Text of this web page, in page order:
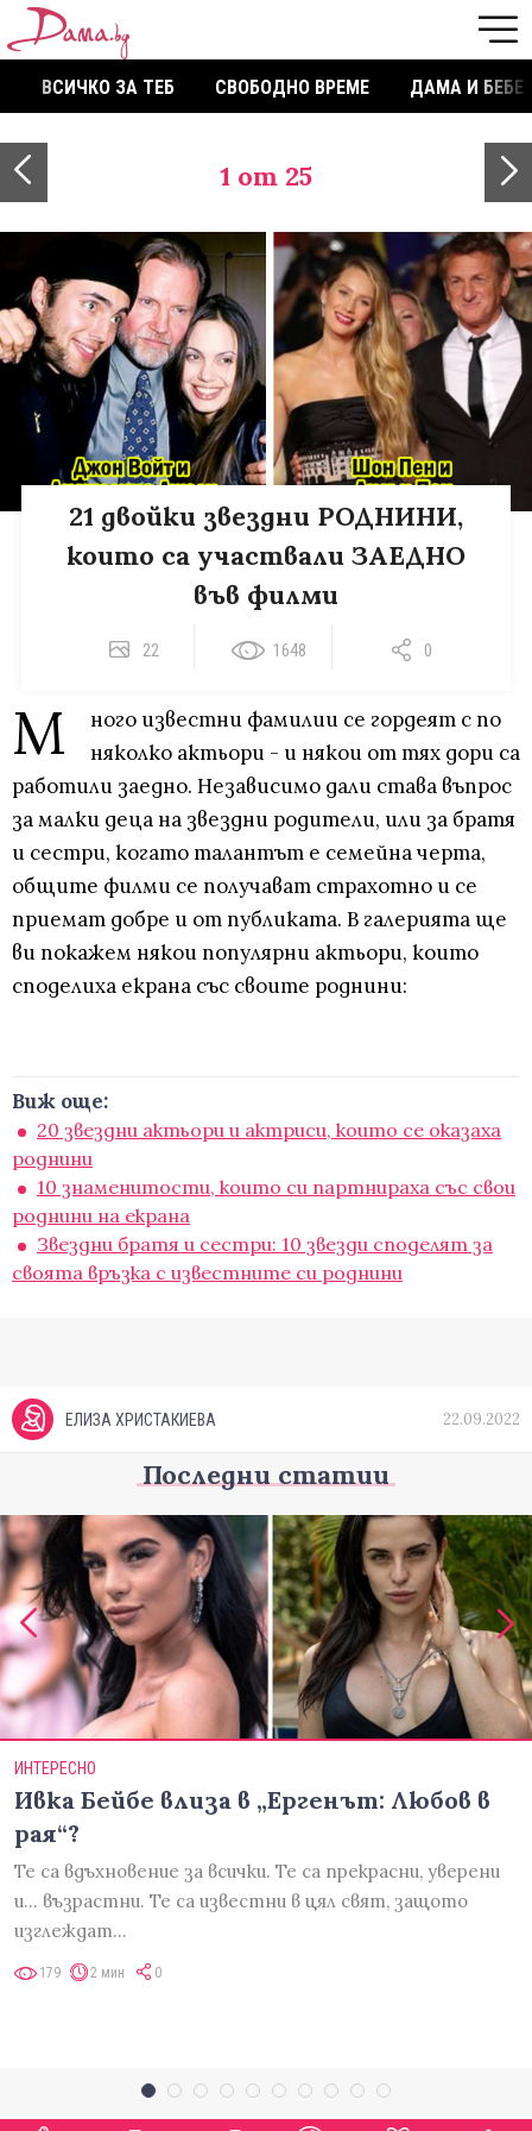
ВСИЧКО ЗА ТЕБ СВОБОДНО ВРЕМЕ ДАМА И БЕБЕ
1 от 25
21 двойки звездни РОДНИНИ,
които са участвали ЗАЕДНО
във филми
22 1648 0
М
ного известни фамилии се гордеят с по
няколко актьори - и някои от тях дори са
работили заедно. Независимо дали става въпрос
за малки деца на звездни родители, или за братя
и сестри, когато талантът е семейна черта,
общите филми се получават страхотно и се
приемат добре и от публиката. В галерията ще
ви покажем някои популярни актьори, които
споделиха екрана със своите роднини:
Виж още:
20 звездни актьори и актриси, които се оказаха
роднини
10 знаменитости, които си партнираха със свои
роднини на екрана
Звездни братя и сестри: 10 звезди споделят за
своята връзка с известните си роднини
ЕЛИЗА ХРИСТАКИЕВА 22.09.2022
Последни статии
ИНТЕРЕСНО
Ивка Бейбе влиза в „Ергенът: Любов в
рая“?
Те са вдъхновение за всички. Те са прекрасни, уверени
и... възрастни. Те са известни в цял свят, защото
изглеждат…
179 2 мин 0